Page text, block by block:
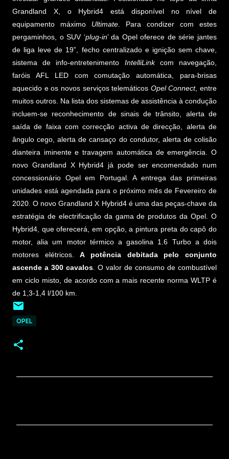
Grandland X, o Hybrid4 está disponível no nível de
equipamento máximo Ultimate . Para condizer com estes
pergaminhos, o SUV ‘plug-in’ da Opel oferece de série jantes
de liga leve de 19”, fecho centralizado e ignição sem chave,
sistema de info-entretenimento IntelliLinkcom navegação,
faróis AFL LED com comutação automática, para-brisas
aquecido e os novos serviços telemáticos Opel Connect, entre
muitos outros. Na lista dos sistemas de assistência à condução
incluem-se reconhecimento de sinais de trânsito, alerta de
saída de faixa com correcção activa de direcção, alerta de
ângulo cego, alerta de cansaço do condutor, alerta de colisão
dianteira iminente e travagem automática de emergência. O
novo Grandland X Hybrid4 já pode ser encomendado num
concessionário Opel em Portugal. A entrega das primeiras
unidades está agendada para o próximo mês de Fevereiro de
2020. O novo Grandland X Hybrid4 é uma das peças-chave da
estratégia de electrificação da gama de produtos da Opel. O
Hybrid4, que oferecerá, em opção, a pintura preta do capô do
motor, alia um motor térmico a gasolina 1.6 Turbo a dois
motores elétricos.A potência debitada pelo conjunto
ascende a 300 cavalos . O valor de consumo de combustível
em ciclo misto, de acordo com a mais recente norma WLTP é
de 1,3-1,4 l/100 km.
OPEL